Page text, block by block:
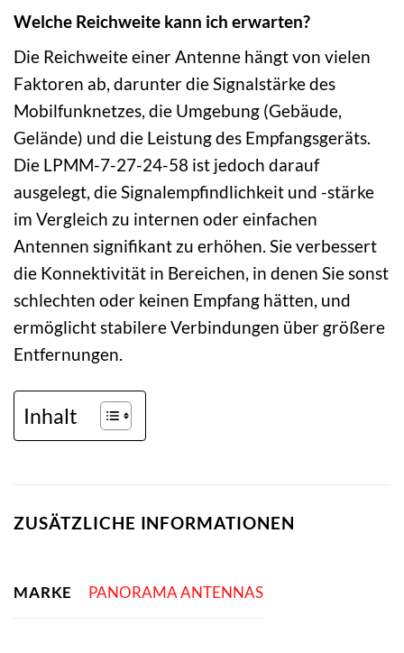
Welche Reichweite kann ich erwarten?
Die Reichweite einer Antenne hängt von vielen
Faktoren ab, darunter die Signalstärke des
Mobilfunknetzes, die Umgebung (Gebäude,
Gelände) und die Leistung des Empfangsgeräts.
Die LPMM-7-27-24-58 ist jedoch darauf
ausgelegt, die Signalempfindlichkeit und -stärke
im Vergleich zu internen oder einfachen
Antennen signifikant zu erhöhen. Sie verbessert
die Konnektivität in Bereichen, in denen Sie sonst
schlechten oder keinen Empfang hätten, und
ermöglicht stabilere Verbindungen über größere
Entfernungen.
Inhalt
ZUSÄTZLICHE INFORMATIONEN
MARKE PANORAMA ANTENNAS